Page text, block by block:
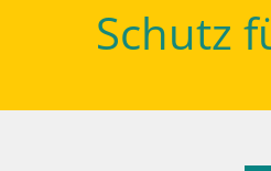
Schutz